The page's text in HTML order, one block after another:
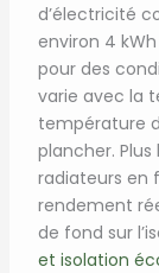
d’électricité
environ 4
pour des
varie avec la
température
plancher.
radiateurs en
rendement
de fond sur
et isolation